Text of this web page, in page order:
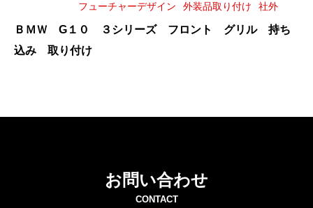
フューチャーデザイン
外装品取り付け 社外
ＢＭＷ G１０ ３シリーズ フロント グリル 持ち
込み 取り付け
お問い合わせ
CONTACT